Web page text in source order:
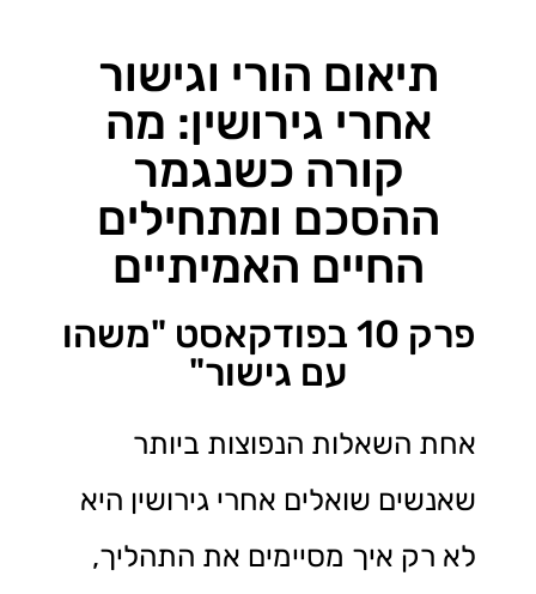
תיאום הורי וגישור
אחרי גירושין: מה
קורה כשנגמר
ההסכם ומתחילים
החיים האמיתיים
פרק 10 בפודקאסט "משהו
עם גישור"
אחת השאלות הנפוצות ביותר
שאנשים שואלים אחרי גירושין היא
לא רק איך מסיימים את התהליך,